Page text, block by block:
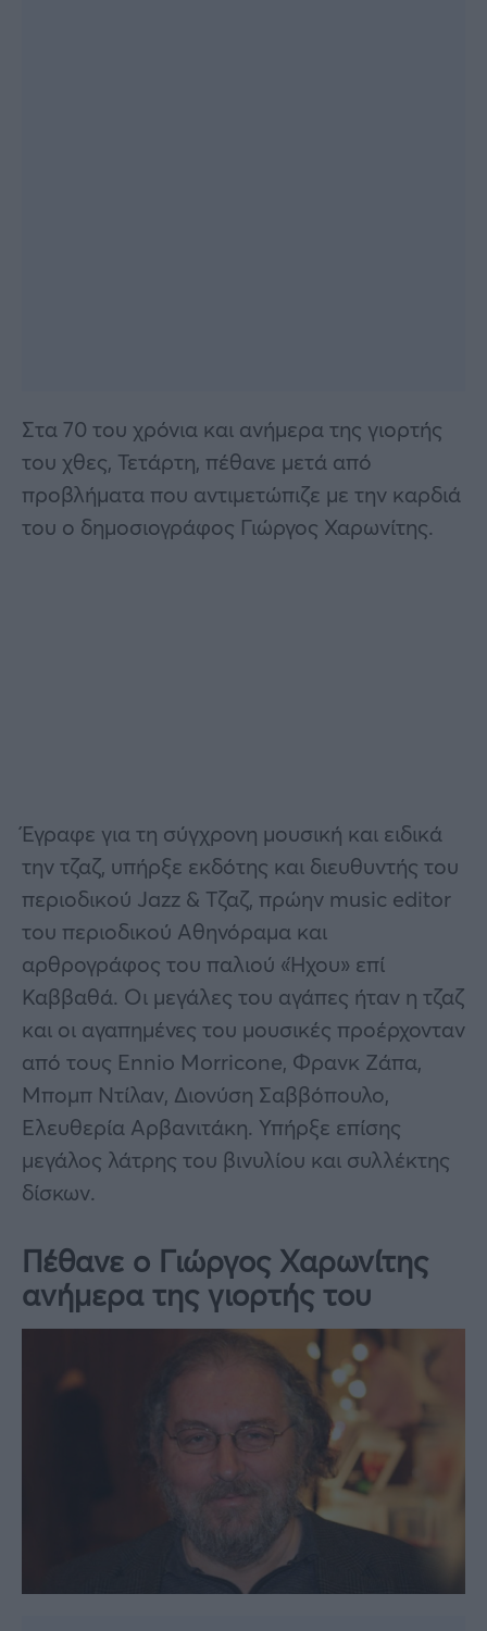
Στα 70 του χρόνια και ανήμερα της γιορτής
του χθες, Τετάρτη, πέθανε μετά από
προβλήματα που αντιμετώπιζε με την καρδιά
του ο δημοσιογράφος Γιώργος Χαρωνίτης.
Έγραφε για τη σύγχρονη μουσική και ειδικά
την τζαζ, υπήρξε εκδότης και διευθυντής του
περιοδικού Jazz & Τζαζ, πρώην music editor
του περιοδικού Αθηνόραμα και
αρθρογράφος του παλιού «Ήχου» επί
Καββαθά. Οι μεγάλες του αγάπες ήταν η τζαζ
και οι αγαπημένες του μουσικές προέρχονταν
από τους Ennio Morricone, Φρανκ Ζάπα,
Μπομπ Ντίλαν, Διονύση Σαββόπουλο,
Ελευθερία Αρβανιτάκη. Υπήρξε επίσης
μεγάλος λάτρης του βινυλίου και συλλέκτης
δίσκων.
Πέθανε ο Γιώργος Χαρωνίτης
ανήμερα της γιορτής του